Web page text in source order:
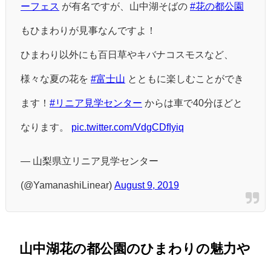
ーフェス が有名ですが、山中湖そばの #花の都公園
もひまわりが見事なんですよ！
ひまわり以外にも百日草やキバナコスモスなど、
様々な夏の花を #富士山 とともに楽しむことができ
ます！ #リニア見学センター からは車で40分ほどと
なります。 pic.twitter.com/VdgCDfIyiq
— 山梨県立リニア見学センター
(@YamanashiLinear) August 9, 2019
山中湖花の都公園のひまわりの魅力や